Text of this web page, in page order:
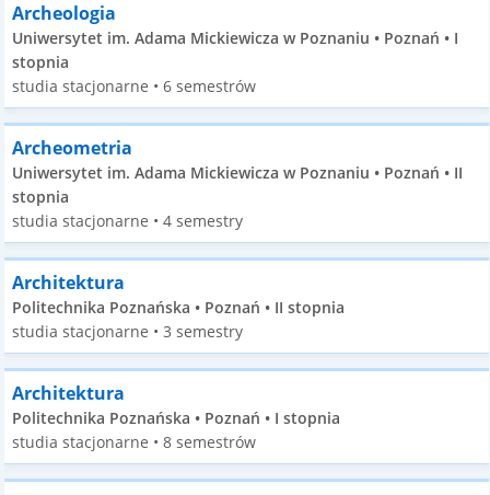
Archeologia
Uniwersytet im. Adama Mickiewicza w Poznaniu • Poznań • I
stopnia
studia stacjonarne • 6 semestrów
Archeometria
Uniwersytet im. Adama Mickiewicza w Poznaniu • Poznań • II
stopnia
studia stacjonarne • 4 semestry
Architektura
Politechnika Poznańska • Poznań • II stopnia
studia stacjonarne • 3 semestry
Architektura
Politechnika Poznańska • Poznań • I stopnia
studia stacjonarne • 8 semestrów